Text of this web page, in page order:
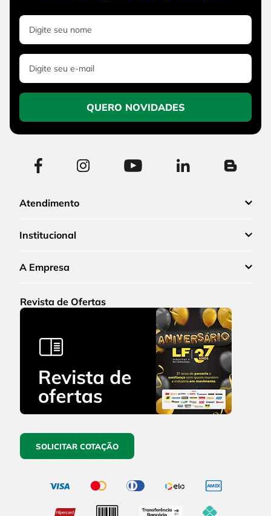
QUERO NOVIDADES
Atendimento
Institucional
A Empresa
Revista de Ofertas
SOLICITAR COTAÇÃO